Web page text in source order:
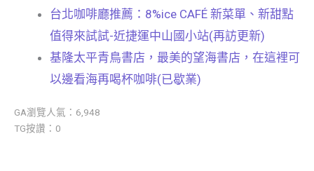
台北咖啡廳推薦：8%ice CAFÉ 新菜單、新甜點
值得來試試-近捷運中山國小站(再訪更新)
基隆太平青鳥書店，最美的望海書店，在這裡可
以邊看海再喝杯咖啡(已歇業)
GA瀏覽人氣：6,948
TG按讚：0